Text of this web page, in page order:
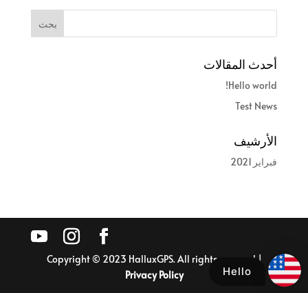
أحدث المقالات
Hello world!
Test News
الأرشيف
فبراير 2021
Copyright © 2023 HalluxGPS. All rights reserved |
Privacy Policy
Hello